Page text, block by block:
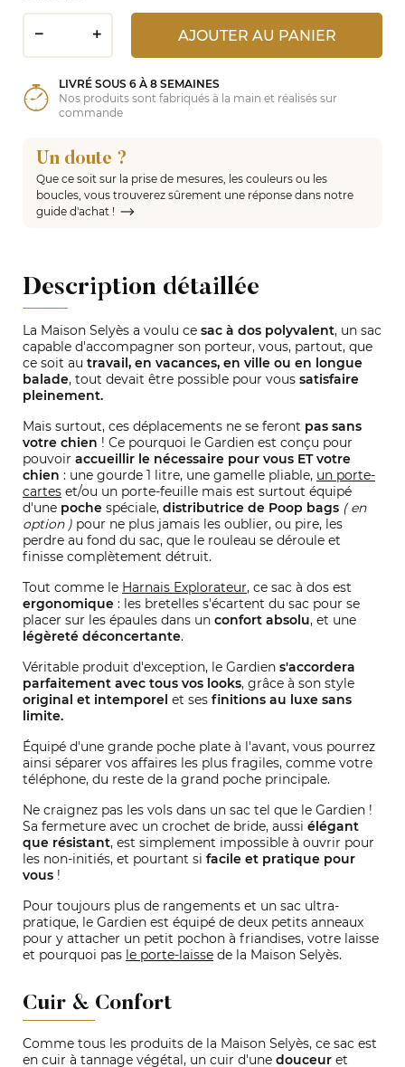
AJOUTER AU PANIER
LIVRÉ SOUS 6 À 8 SEMAINES
Nos produits sont fabriqués à la main et réalisés sur
commande
Un doute ?
Que ce soit sur la prise de mesures, les couleurs ou les
boucles, vous trouverez sûrement une réponse dans notre
guide d'achat !
Description détaillée
La Maison Selyès a voulu ce sac à dos polyvalent, un sac
capable d'accompagner son porteur, vous, partout, que
ce soit au travail, en vacances, en ville ou en longue
balade, tout devait être possible pour vous satisfaire
pleinement.
Mais surtout, ces déplacements ne se feront pas sans
votre chien ! Ce pourquoi le Gardien est conçu pour
pouvoir accueillir le nécessaire pour vous ET votre
chien : une gourde 1 litre, une gamelle pliable, un porte-
cartes et/ou un porte-feuille mais est surtout équipé
d'une poche spéciale, distributrice de Poop bags ( en
option ) pour ne plus jamais les oublier, ou pire, les
perdre au fond du sac, que le rouleau se déroule et
finisse complètement détruit.
Tout comme le Harnais Explorateur, ce sac à dos est
ergonomique : les bretelles s'écartent du sac pour se
placer sur les épaules dans un confort absolu, et une
légèreté déconcertante.
Véritable produit d'exception, le Gardien s'accordera
parfaitement avec tous vos looks, grâce à son style
original et intemporel et ses finitions au luxe sans
limite.
Équipé d'une grande poche plate à l'avant, vous pourrez
ainsi séparer vos affaires les plus fragiles, comme votre
téléphone, du reste de la grand poche principale.
Ne craignez pas les vols dans un sac tel que le Gardien !
Sa fermeture avec un crochet de bride, aussi élégant
que résistant, est simplement impossible à ouvrir pour
les non-initiés, et pourtant si facile et pratique pour
vous !
Pour toujours plus de rangements et un sac ultra-
pratique, le Gardien est équipé de deux petits anneaux
pour y attacher un petit pochon à friandises, votre laisse
et pourquoi pas le porte-laisse de la Maison Selyès.
Cuir & Confort
Comme tous les produits de la Maison Selyès, ce sac est
en cuir à tannage végétal, un cuir d'une douceur et